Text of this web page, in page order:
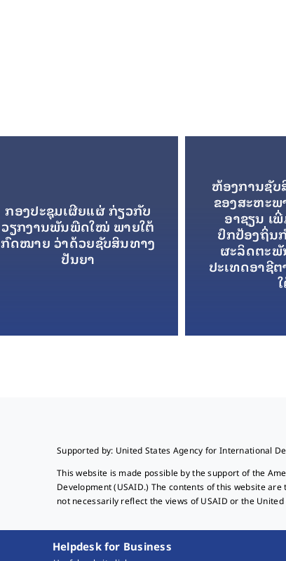
ກອງປະຊຸມເຜີຍແຜ່ ກ່ຽວກັບ
ວຽກງານພັນພືດໃໝ່ ພາຍໃຕ້
ກົດໝາຍ ວ່າດ້ວຍຊັບສິນທາງ
ປັນຍາ
ຫ້ອງການຊັບ
ຂອງສະຫະພ
ອາຊຽນ ເ
ປົກປ້ອງຖິ່ນ
ຜະລິດຕະພັ
ປະເທດອາຊີ
Supported by: United States Agency for International
This website is made possible by the support of the
Development (USAID.) The contents of this website
not necessarily reflect the views of USAID or the
Helpdesk for Business